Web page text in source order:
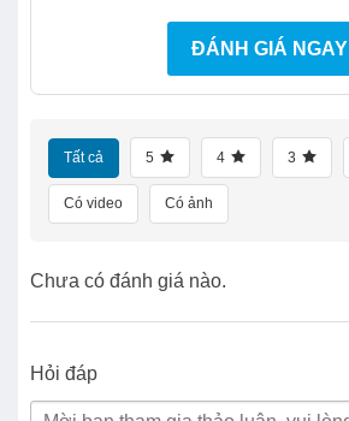
ĐÁNH GIÁ NGAY
Tất cả 5 4 3
Có video Có ảnh
Chưa có đánh giá nào.
Hỏi đáp